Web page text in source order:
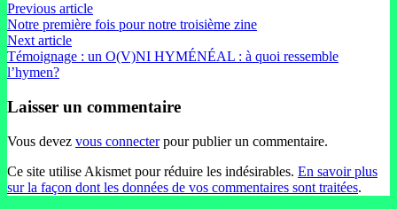
Previous article
Notre première fois pour notre troisième zine
Next article
Témoignage : un O(V)NI HYMÉNÉAL : à quoi ressemble
l’hymen?
Laisser un commentaire
Vous devez vous connecterpour publier un commentaire.
Ce site utilise Akismet pour réduire les indésirables. En savoir plus
sur la façon dont les données de vos commentaires sont traitées.